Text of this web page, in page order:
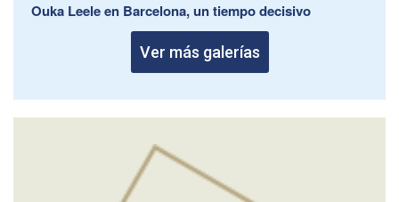
Ouka Leele en Barcelona, un tiempo decisivo
Ver más galerías